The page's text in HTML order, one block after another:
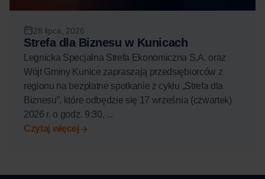
28 lipca, 2026
Strefa dla Biznesu w Kunicach
Legnicka Specjalna Strefa Ekonomiczna S.A. oraz
Wójt Gminy Kunice zapraszają przedsiębiorców z
regionu na bezpłatne spotkanie z cyklu „Strefa dla
Biznesu”, które odbędzie się 17 września (czwartek)
2026 r. o godz. 9:30, ...
Czytaj więcej